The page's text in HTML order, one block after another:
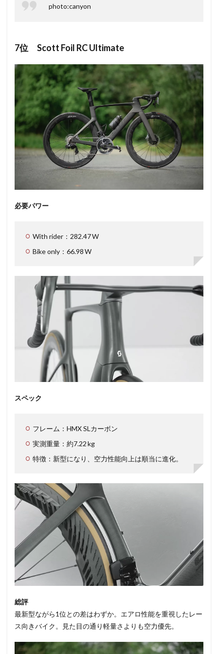
photo:canyon
7位 Scott Foil RC Ultimate
必要パワー
With rider：282.47 W
Bike only：66.98 W
スペック
フレーム：HMX SLカーボン
実測重量：約7.22 kg
特徴：新型になり、空力性能向上は順当に進化。
総評
最新型ながら1位との差はわずか。エアロ性能を重視したレー
ス向きバイク。見た目の通り軽量さよりも空力優先。